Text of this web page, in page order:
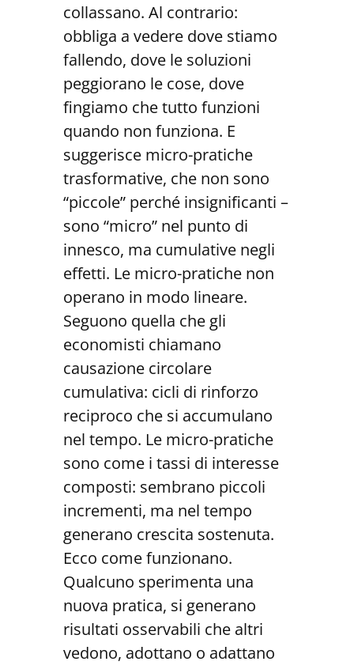
collassano. Al contrario:
obbliga a vedere dove stiamo
fallendo, dove le soluzioni
peggiorano le cose, dove
fingiamo che tutto funzioni
quando non funziona. E
suggerisce micro-pratiche
trasformative, che non sono
“piccole” perché insignificanti –
sono “micro” nel punto di
innesco, ma cumulative negli
effetti. Le micro-pratiche non
operano in modo lineare.
Seguono quella che gli
economisti chiamano
causazione circolare
cumulativa: cicli di rinforzo
reciproco che si accumulano
nel tempo. Le micro-pratiche
sono come i tassi di interesse
composti: sembrano piccoli
incrementi, ma nel tempo
generano crescita sostenuta.
Ecco come funzionano.
Qualcuno sperimenta una
nuova pratica, si generano
risultati osservabili che altri
vedono, adottano o adattano